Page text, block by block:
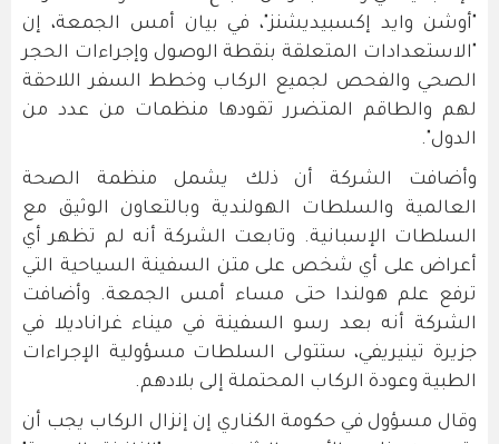
"أوشن وايد إكسبيديشنز"، في بيان أمس الجمعة، إن
"الاستعدادات المتعلقة بنقطة الوصول وإجراءات الحجر
الصحي والفحص لجميع الركاب وخطط السفر اللاحقة
لهم والطاقم المتضرر تقودها منظمات من عدد من
الدول".
وأضافت الشركة أن ذلك يشمل منظمة الصحة
العالمية والسلطات الهولندية وبالتعاون الوثيق مع
السلطات الإسبانية. وتابعت الشركة أنه لم تظهر أي
أعراض على أي شخص على متن السفينة السياحية التي
ترفع علم هولندا حتى مساء أمس الجمعة. وأضافت
الشركة أنه بعد رسو السفينة في ميناء غراناديلا في
جزيرة تينيريفي، ستتولى السلطات مسؤولية الإجراءات
الطبية وعودة الركاب المحتملة إلى بلادهم.
وقال مسؤول في حكومة الكناري إن إنزال الركاب يجب أن